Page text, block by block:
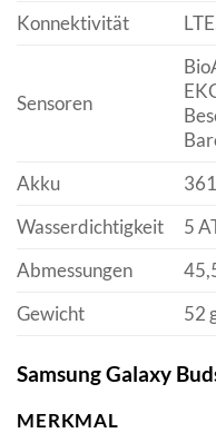
Konnektivität
Sensoren
Akku
Wasserdichtigkeit
5
Abmessungen
Gewicht
52
Samsung Galaxy
MERKMAL